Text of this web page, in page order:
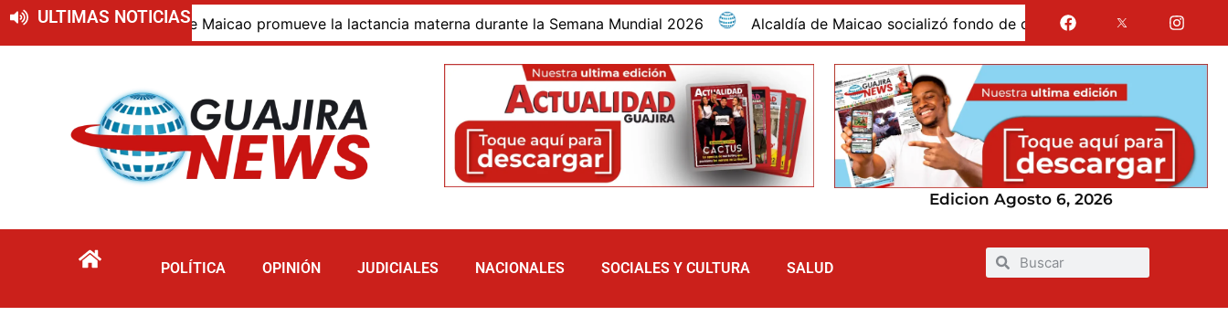
ULTIMAS NOTICIAS
Alcaldía de Maicao promueve la lactancia materna durante la Semana Mundial 2026 Alcaldía de Maicao socializó fondo de crédito educativo condonable para
Edicion Agosto 6, 2026
POLÍTICA OPINIÓN JUDICIALES NACIONALES SOCIALES Y CULTURA SALUD